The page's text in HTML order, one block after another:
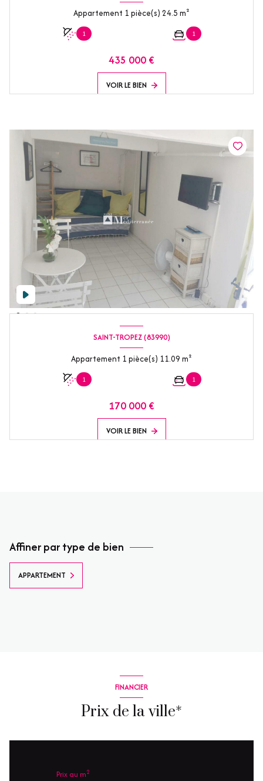
Appartement 1 pièce(s) 24.5 m²
1 1
435 000 €
VOIR LE BIEN
SAINT-TROPEZ (83990)
Appartement 1 pièce(s) 11.09 m²
1 1
170 000 €
VOIR LE BIEN
Affiner par type de bien
APPARTEMENT
FINANCIER
Prix de la ville*
Prix au m2